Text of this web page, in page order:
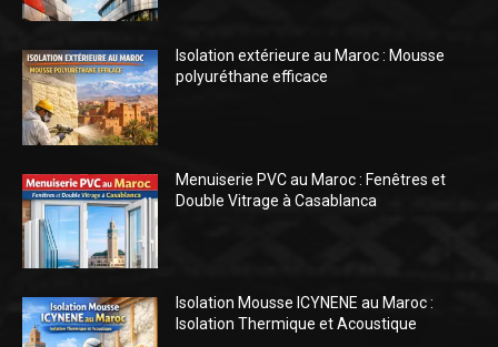
Isolation extérieure au Maroc : Mousse
polyuréthane efficace
Menuiserie PVC au Maroc : Fenêtres et
Double Vitrage à Casablanca
Isolation Mousse ICYNENE au Maroc :
Isolation Thermique et Acoustique